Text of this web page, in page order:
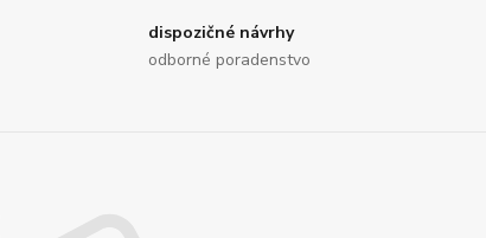
dispozičné návrhy
odborné poradenstvo